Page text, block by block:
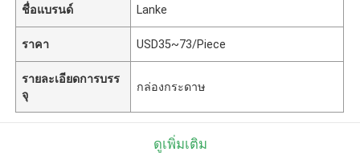
ชื่อแบรนด์ Lanke
ราคา USD35~73/Piece
รายละเอียดการบรร
จุ
กล่องกระดาษ
ดูเพิ่มเติม